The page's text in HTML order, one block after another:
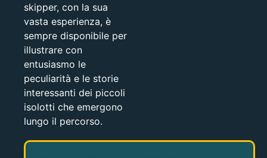
skipper, con la sua
vasta esperienza, è
sempre disponibile per
illustrare con
entusiasmo le
peculiarità e le storie
interessanti dei piccoli
isolotti che emergono
lungo il percorso.